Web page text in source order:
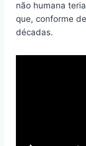
não humana
que, conforme
décadas.